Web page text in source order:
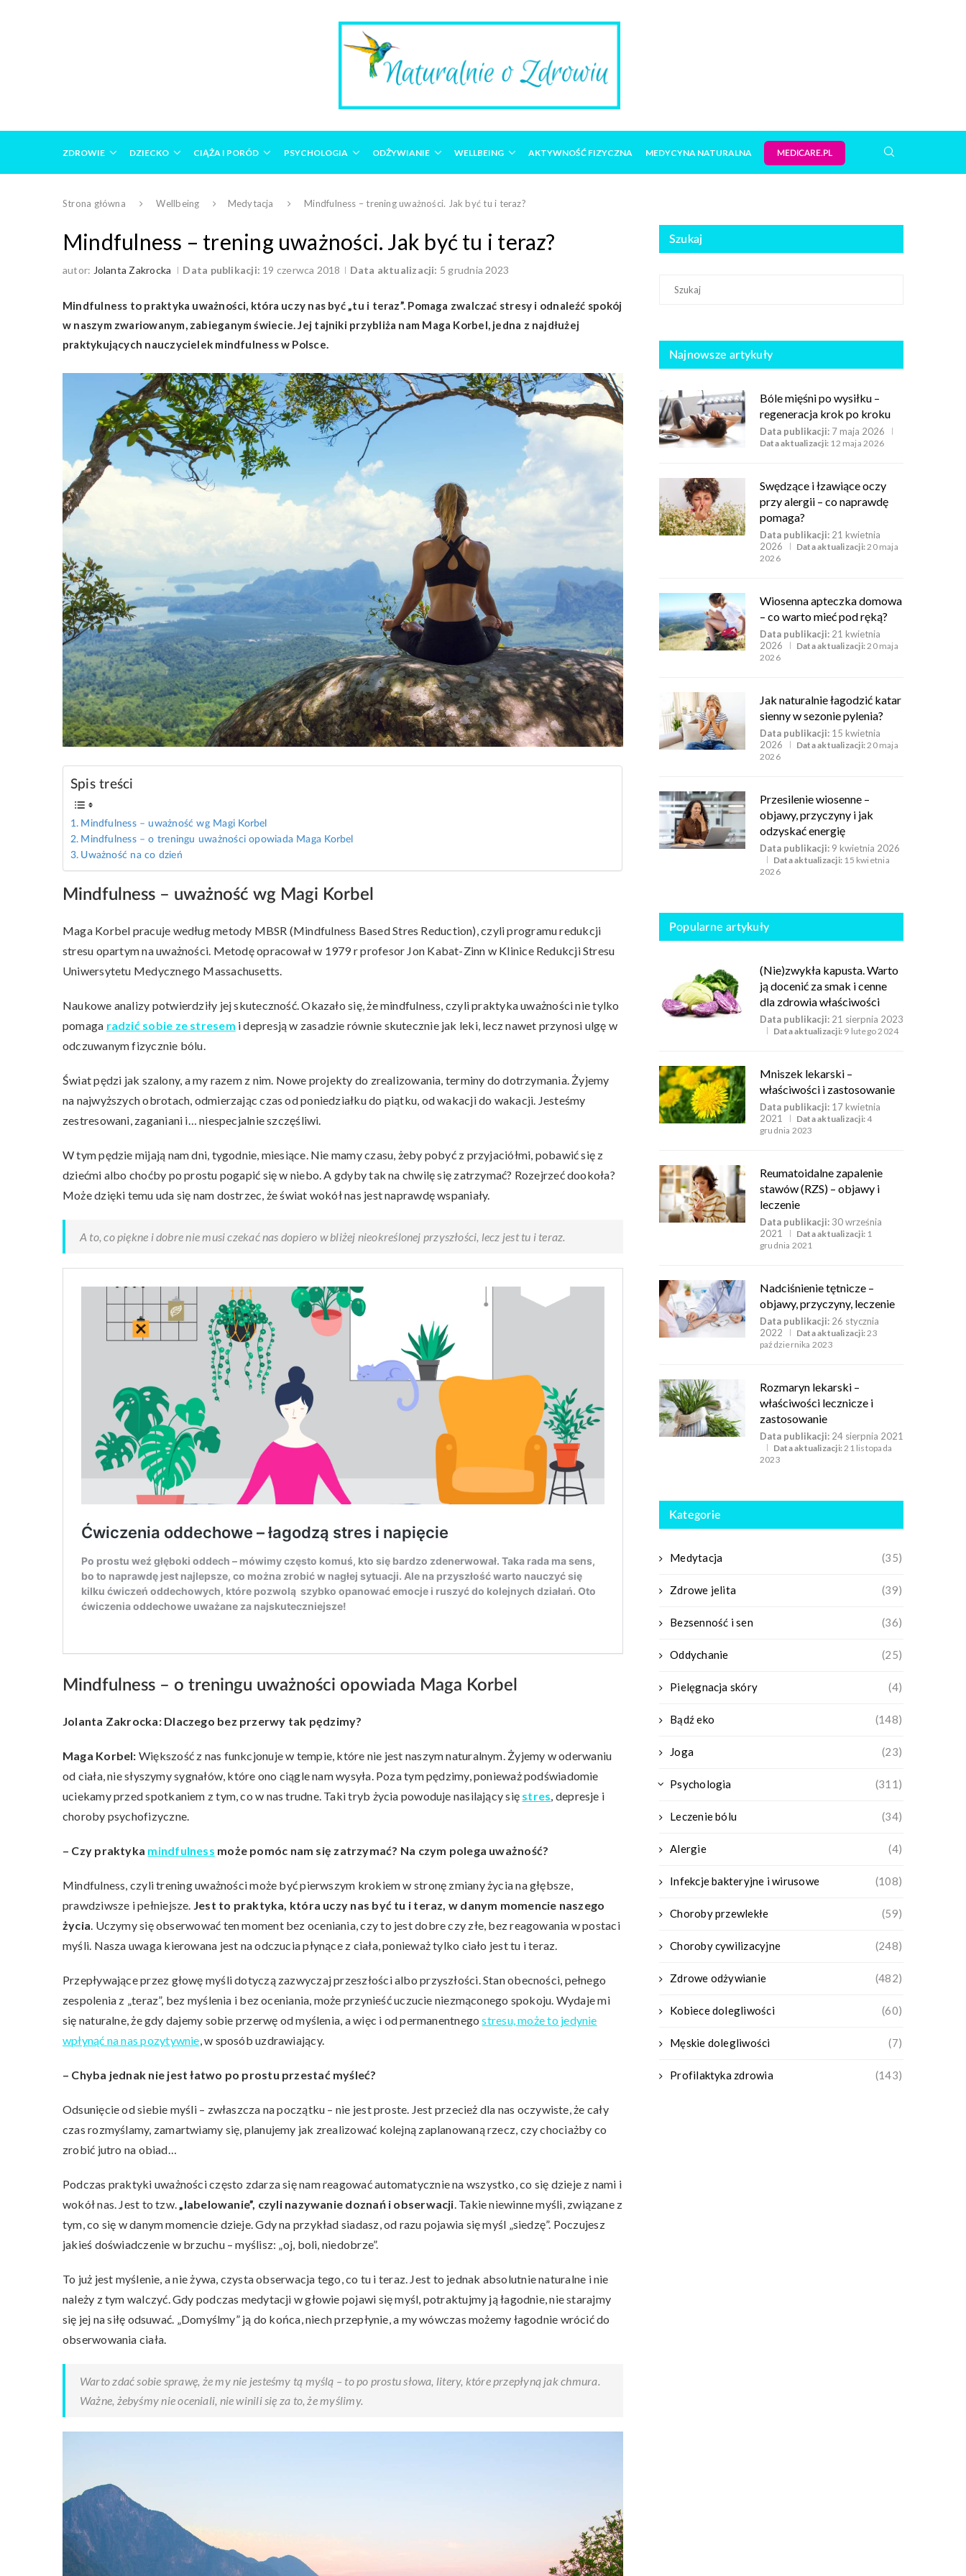
ZDROWIE DZIECKO CIĄŻA I PORÓD PSYCHOLOGIA ODŻYWIANIE WELLBEING AKTYWNOŚĆ FIZYCZNA MEDYCYNA NATURALNA MEDICARE.PL
Strona główna Wellbeing Medytacja Mindfulness – trening uważności. Jak być tu i teraz?
Mindfulness – trening uważności. Jak być tu i teraz?
autor: Jolanta Zakrocka Data publikacji: 19 czerwca 2018 Data aktualizacji: 5 grudnia 2023
Mindfulness to praktyka uważności, która uczy nas być „tu i teraz”. Pomaga zwalczać stresy i odnaleźć spokój
w naszym zwariowanym, zabieganym świecie. Jej tajniki przybliża nam Maga Korbel, jedna z najdłużej
praktykujących nauczycielek mindfulness w Polsce.
Spis treści
Mindfulness – uważność wg Magi Korbel
Mindfulness – o treningu uważności opowiada Maga Korbel
Uważność na co dzień
Mindfulness – uważność wg Magi Korbel
Maga Korbel pracuje według metody MBSR (Mindfulness Based Stres Reduction), czyli programu redukcji
stresu opartym na uważności. Metodę opracował w 1979 r profesor Jon Kabat-Zinn w Klinice Redukcji Stresu
Uniwersytetu Medycznego Massachusetts.
Naukowe analizy potwierdziły jej skuteczność. Okazało się, że mindfulness, czyli praktyka uważności nie tylko
pomaga radzić sobie ze stresem i depresją w zasadzie równie skutecznie jak leki, lecz nawet przynosi ulgę w
odczuwanym fizycznie bólu.
Świat pędzi jak szalony, a my razem z nim. Nowe projekty do zrealizowania, terminy do dotrzymania. Żyjemy
na najwyższych obrotach, odmierzając czas od poniedziałku do piątku, od wakacji do wakacji. Jesteśmy
zestresowani, zaganiani i… niespecjalnie szczęśliwi.
W tym pędzie mijają nam dni, tygodnie, miesiące. Nie mamy czasu, żeby pobyć z przyjaciółmi, pobawić się z
dziećmi albo choćby po prostu pogapić się w niebo. A gdyby tak na chwilę się zatrzymać? Rozejrzeć dookoła?
Może dzięki temu uda się nam dostrzec, że świat wokół nas jest naprawdę wspaniały.
A to, co piękne i dobre nie musi czekać nas dopiero w bliżej nieokreślonej przyszłości, lecz jest tu i teraz.
Mindfulness – o treningu uważności opowiada Maga Korbel
Jolanta Zakrocka: Dlaczego bez przerwy tak pędzimy?
Maga Korbel: Większość z nas funkcjonuje w tempie, które nie jest naszym naturalnym. Żyjemy w oderwaniu
od ciała, nie słyszymy sygnałów, które ono ciągle nam wysyła. Poza tym pędzimy, ponieważ podświadomie
uciekamy przed spotkaniem z tym, co w nas trudne. Taki tryb życia powoduje nasilający się stres, depresje i
choroby psychofizyczne.
– Czy praktyka mindfulness może pomóc nam się zatrzymać? Na czym polega uważność?
Mindfulness, czyli trening uważności może być pierwszym krokiem w stronę zmiany życia na głębsze,
prawdziwsze i pełniejsze. Jest to praktyka, która uczy nas być tu i teraz, w danym momencie naszego
życia. Uczymy się obserwować ten moment bez oceniania, czy to jest dobre czy złe, bez reagowania w postaci
myśli. Nasza uwaga kierowana jest na odczucia płynące z ciała, ponieważ tylko ciało jest tu i teraz.
Przepływające przez głowę myśli dotyczą zazwyczaj przeszłości albo przyszłości. Stan obecności, pełnego
zespolenia z „teraz”, bez myślenia i bez oceniania, może przynieść uczucie niezmąconego spokoju. Wydaje mi
się naturalne, że gdy dajemy sobie przerwę od myślenia, a więc i od permanentnegostresu, może to jedynie
wpłynąć na nas pozytywnie, w sposób uzdrawiający.
– Chyba jednak nie jest łatwo po prostu przestać myśleć?
Odsunięcie od siebie myśli – zwłaszcza na początku – nie jest proste. Jest przecież dla nas oczywiste, że cały
czas rozmyślamy, zamartwiamy się, planujemy jak zrealizować kolejną zaplanowaną rzecz, czy chociażby co
zrobić jutro na obiad…
Podczas praktyki uważności często zdarza się nam reagować automatycznie na wszystko, co się dzieje z nami i
wokół nas. Jest to tzw.„labelowanie”, czyli nazywanie doznań i obserwacji. Takie niewinne myśli, związane z
tym, co się w danym momencie dzieje. Gdy na przykład siadasz, od razu pojawia się myśl „siedzę”. Poczujesz
jakieś doświadczenie w brzuchu – myślisz: „oj, boli, niedobrze”.
To już jest myślenie, a nie żywa, czysta obserwacja tego, co tu i teraz. Jest to jednak absolutnie naturalne i nie
należy z tym walczyć. Gdy podczas medytacji w głowie pojawi się myśl, potraktujmy ją łagodnie, nie starajmy
się jej na siłę odsuwać. „Domyślmy” ją do końca, niech przepłynie, a my wówczas możemy łagodnie wrócić do
obserwowania ciała.
Warto zdać sobie sprawę, że my nie jesteśmy tą myślą – to po prostu słowa, litery, które przepłyną jak chmura.
Ważne, żebyśmy nie oceniali, nie winili się za to, że myślimy.
Szukaj
Najnowsze artykuły
Bóle mięśni po wysiłku –
regeneracja krok po kroku
Data publikacji: 7 maja 2026
Data aktualizacji: 12 maja 2026
Swędzące i łzawiące oczy
przy alergii – co naprawdę
pomaga?
Data publikacji: 21 kwietnia
2026
Data aktualizacji:20 maja
2026
Wiosenna apteczka domowa
– co warto mieć pod ręką?
Data publikacji: 21 kwietnia
2026
Data aktualizacji:20 maja
2026
Jak naturalnie łagodzić katar
sienny w sezonie pylenia?
Data publikacji: 15 kwietnia
2026
Data aktualizacji:20 maja
2026
Przesilenie wiosenne –
objawy, przyczyny i jak
odzyskać energię
Data publikacji: 9 kwietnia 2026
Data aktualizacji: 15 kwietnia
2026
Popularne artykuły
(Nie)zwykła kapusta. Warto
ją docenić za smak i cenne
dla zdrowia właściwości
Data publikacji: 21 sierpnia 2023
Data aktualizacji: 9 lutego 2024
Mniszek lekarski –
właściwości i zastosowanie
Data publikacji: 17 kwietnia
2021
Data aktualizacji:4
grudnia 2023
Reumatoidalne zapalenie
stawów (RZS) – objawy i
leczenie
Data publikacji: 30 września
2021
Data aktualizacji: 1
grudnia 2021
Nadciśnienie tętnicze –
objawy, przyczyny, leczenie
Data publikacji: 26 stycznia
2022
Data aktualizacji:23
października 2023
Rozmaryn lekarski –
właściwości lecznicze i
zastosowanie
Data publikacji: 24 sierpnia 2021
Data aktualizacji:21 listopada
2023
Kategorie
Medytacja (35)
Zdrowe jelita (39)
Bezsenność i sen (36)
Oddychanie (25)
Pielęgnacja skóry (4)
Bądź eko (148)
Joga (23)
Psychologia (311)
Leczenie bólu (34)
Alergie (4)
Infekcje bakteryjne i wirusowe (108)
Choroby przewlekłe (59)
Choroby cywilizacyjne (248)
Zdrowe odżywianie (482)
Kobiece dolegliwości (60)
Męskie dolegliwości (7)
Profilaktyka zdrowia (143)